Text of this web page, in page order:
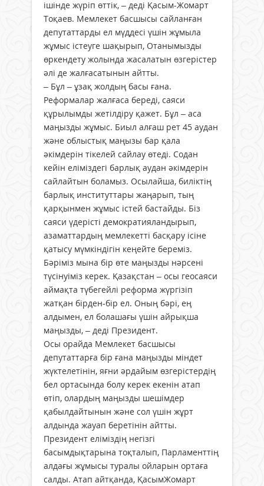
ішінде жүріп өттік, – деді Қасым-Жомарт
Тоқаев. Мемлекет басшысы сайланған
депутаттарды ел мүддесі үшін жұмыла
жұмыс істеуге шақырып, Отанымызды
өркендету жолында жасалатын өзгерістер
әлі де жалғасатынын айтты.
– Бұл – ұзақ жолдың басы ғана.
Реформалар жалғаса береді, саяси
құрылымды жетілдіру қажет. Бұл – аса
маңызды жұмыс. Биыл алғаш рет 45 аудан
және облыстық маңызы бар қала
әкімдерін тікелей сайлау өтеді. Содан
кейін еліміздегі барлық аудан әкімдерін
сайлайтын боламыз. Осылайша, биліктің
барлық институттары жаңарып, тың
қарқынмен жұмыс істей бастайды. Біз
саяси үдерісті демократияландырып,
азаматтардың мемлекетті басқару ісіне
қатысу мүмкіндігін кеңейте береміз.
Бәріміз мына бір өте маңызды нәрсені
түсінуіміз керек. Қазақстан – осы геосаяси
аймақта түбегейлі реформа жүргізіп
жатқан бірден-бір ел. Оның бәрі, ең
алдымен, ел болашағы үшін айрықша
маңызды, – деді Президент.
Осы орайда Мемлекет басшысы
депутаттарға бір ғана маңызды міндет
жүктелетінін, яғни әрдайым өзгерістердің
бел ортасында болу керек екенін атап
өтіп, олардың маңызды шешімдер
қабылдайтынын және сол үшін жұрт
алдында жауап беретінін айтты.
Президент еліміздің негізгі
басымдықтарына тоқталып, Парламенттің
алдағы жұмысы туралы ойларын ортаға
салды. Атап айтқанда, ҚасымЖомарт